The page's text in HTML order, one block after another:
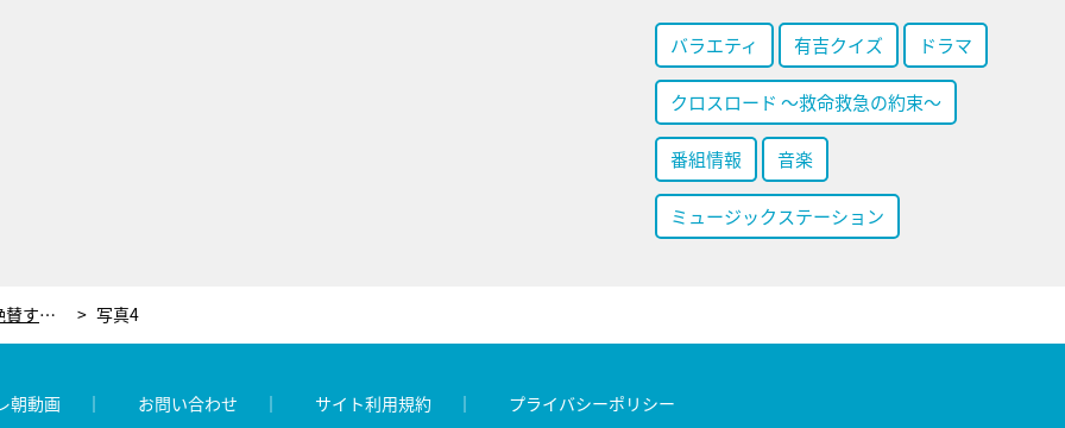
バラエティ 有吉クイズ ドラマ
クロスロード ～救命救急の約束～
番組情報 音楽
ミュージックステーション
「次元が違う感じ」現役レスラーも大絶賛するAKB48・湯本亜美のアクロバット技とは？ 写真4
朝動画 お問い合わせ サイト利用規約 プライバシーポリシー